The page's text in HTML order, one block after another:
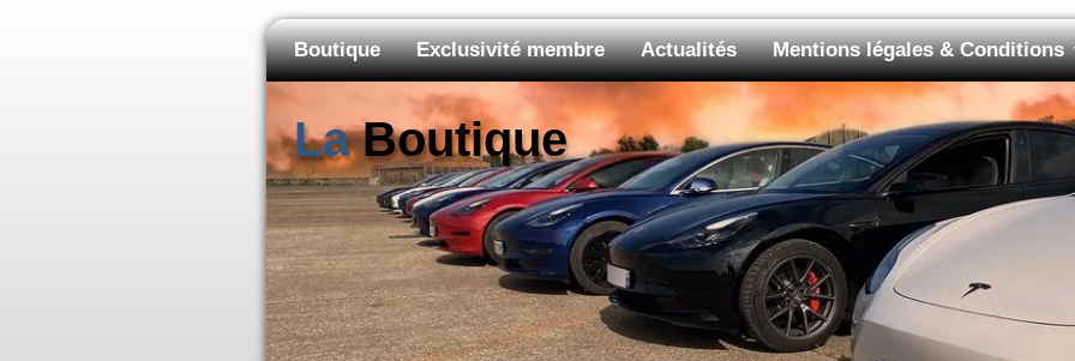
Boutique Exclusivité membre Actualités Mentions légales & Conditions
LaBoutique